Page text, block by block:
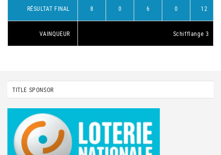
RÉSULTAT FINAL 8 0 6 0 12
VAINQUEUR Schifflange 3
TITLE SPONSOR